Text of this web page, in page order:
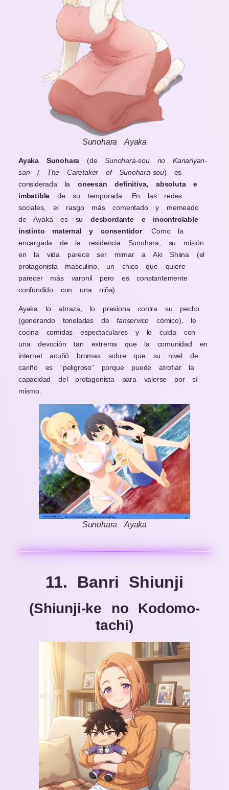
Sunohara Ayaka
Ayaka Sunohara (deSunohara-sou no Kanariyan-
san / The Caretaker of Sunohara-sou) es
considerada laoneesan definitiva, absoluta e
imbatible de su temporada. En las redes
sociales, el rasgo más comentado y memeado
de Ayaka es sudesbordante e incontrolable
instinto maternal y consentidor. Como la
encargada de la residencia Sunohara, su misión
en la vida parece ser mimar a Aki Shiina (el
protagonista masculino, un chico que quiere
parecer más varonil pero es constantemente
confundido con una niña).
Ayaka lo abraza, lo presiona contra su pecho
(generando toneladas defanservice cómico), le
cocina comidas espectaculares y lo cuida con
una devoción tan extrema que la comunidad en
internet acuñó bromas sobre que su nivel de
cariño es “peligroso” porque puede atrofiar la
capacidad del protagonista para valerse por sí
mismo.
Sunohara Ayaka
11. Banri Shiunji
(Shiunji-ke no Kodomo-
tachi)